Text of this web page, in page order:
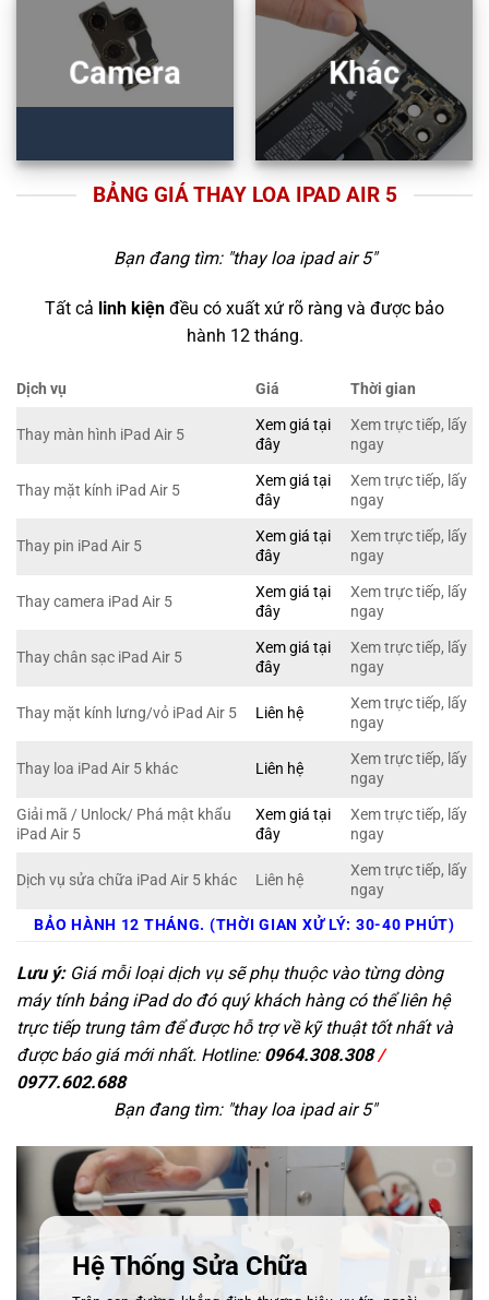
Camera Khác
BẢNG GIÁ THAY LOA IPAD AIR 5
Bạn đang tìm: "thay loa ipad air 5"
Tất cả linh kiện đều có xuất xứ rõ ràng và được bảo
hành 12 tháng.
Dịch vụ Giá Thời gian
Thay màn hình iPad Air 5
Xem giá tại
đây
Xem trực tiếp, lấy
ngay
Thay mặt kính iPad Air 5
Xem giá tại
đây
Xem trực tiếp, lấy
ngay
Thay pin iPad Air 5
Xem giá tại
đây
Xem trực tiếp, lấy
ngay
Thay camera iPad Air 5
Xem giá tại
đây
Xem trực tiếp, lấy
ngay
Thay chân sạc iPad Air 5
Xem giá tại
đây
Xem trực tiếp, lấy
ngay
Thay mặt kính lưng/vỏ iPad Air 5 Liên hệ
Xem trực tiếp, lấy
ngay
Thay loa iPad Air 5 khác Liên hệ
Xem trực tiếp, lấy
ngay
Giải mã / Unlock/ Phá mật khẩu
iPad Air 5
Xem giá tại
đây
Xem trực tiếp, lấy
ngay
Dịch vụ sửa chữa iPad Air 5 khác Liên hệ
Xem trực tiếp, lấy
ngay
BẢO HÀNH 12 THÁNG. (THỜI GIAN XỬ LÝ: 30-40 PHÚT)
Lưu ý:Giá mỗi loại dịch vụ sẽ phụ thuộc vào từng dòng
máy tính bảng iPad do đó quý khách hàng có thể liên hệ
trực tiếp trung tâm để được hỗ trợ về kỹ thuật tốt nhất và
được báo giá mới nhất. Hotline: 0964.308.308/
0977.602.688
Bạn đang tìm: "thay loa ipad air 5"
Hệ Thống Sửa Chữa